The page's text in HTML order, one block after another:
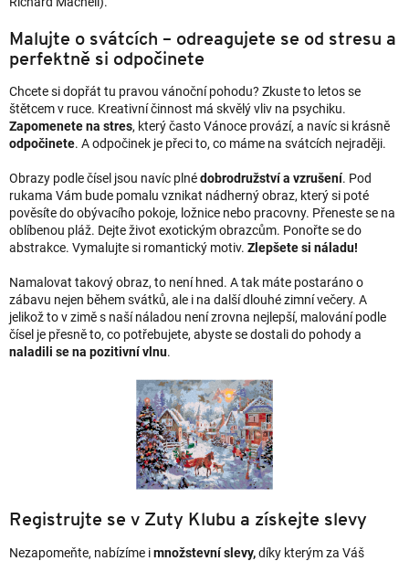
Malujte o svátcích – odreagujete se od stresu a
perfektně si odpočinete
Chcete si dopřát tu pravou vánoční pohodu? Zkuste to letos se
štětcem v ruce. Kreativní činnost má skvělý vliv na psychiku.
Zapomenete na stres, který často Vánoce provází, a navíc si krásně
odpočinete. A odpočinek je přeci to, co máme na svátcích nejraději.
Obrazy podle čísel jsou navíc plnédobrodružství a vzrušení. Pod
rukama Vám bude pomalu vznikat nádherný obraz, který si poté
pověsíte do obývacího pokoje, ložnice nebo pracovny. Přeneste se na
oblíbenou pláž. Dejte život exotickým obrazcům. Ponořte se do
abstrakce. Vymalujte si romantický motiv. Zlepšete si náladu!
Namalovat takový obraz, to není hned. A tak máte postaráno o
zábavu nejen během svátků, ale i na další dlouhé zimní večery. A
jelikož to v zimě s naší náladou není zrovna nejlepší, malování podle
čísel je přesně to, co potřebujete, abyste se dostali do pohody a
naladili se na pozitivní vlnu.
Registrujte se v Zuty Klubu a získejte slevy
Nezapomeňte, nabízíme imnožstevní slevy,díky kterým za Váš